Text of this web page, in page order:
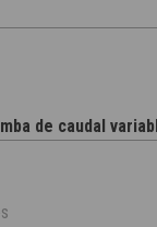
de caudal